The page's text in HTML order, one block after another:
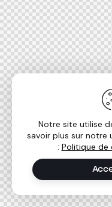
Notre site utilise
savoir plus sur notre
: Politique de